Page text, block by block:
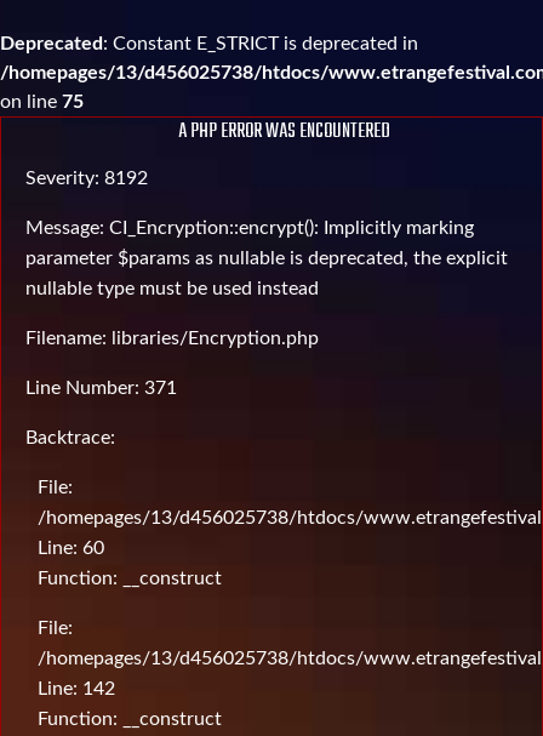
Deprecated: Constant E_STRICT is deprecated in
/homepages/13/d456025738/htdocs/
on line 75
A PHP ERROR WAS ENCOUNTERED
Severity: 8192
Message: CI_Encryption::encrypt(): Implicitly marking
parameter $params as nullable is deprecated, the explicit
nullable type must be used instead
Filename: libraries/Encryption.php
Line Number: 371
Backtrace:
File:
/homepages/13/d456025738/htdocs/
Line: 60
Function: __construct
File:
/homepages/13/d456025738/htdocs/
Line: 142
Function: __construct